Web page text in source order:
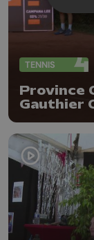
TENNIS
Province
Gauthier